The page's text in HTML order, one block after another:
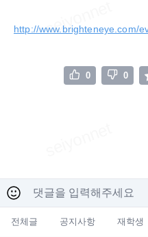
http://www.brighteneye.com/
0 0
전체글 공지사항 재학생